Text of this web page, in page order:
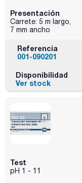
Presentación
Carrete: 5 m largo,
7 mm ancho
Referencia
001-090201
Disponibilidad
Ver stock
Test
pH 1 - 11